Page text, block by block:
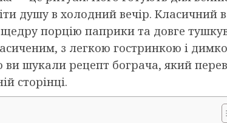
душу в холодний вечір. Класичний
щедру порцію паприки та довге
з легкою гостринкою і
шукали рецепт бограча, який
сторінці.